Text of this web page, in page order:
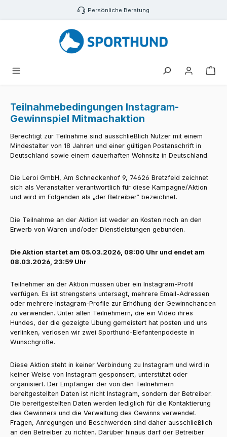
Zum Hauptinhalt springen Persönliche Beratung
Teilnahmebedingungen Instagram-
Gewinnspiel Mitmachaktion
Berechtigt zur Teilnahme sind ausschließlich Nutzer mit einem
Mindestalter von 18 Jahren und einer gültigen Postanschrift in
Deutschland sowie einem dauerhaften Wohnsitz in Deutschland.
Die Leroi GmbH, Am Schneckenhof 9, 74626 Bretzfeld zeichnet
sich als Veranstalter verantwortlich für diese Kampagne/Aktion
und wird im Folgenden als „der Betreiber“ bezeichnet.
Die Teilnahme an der Aktion ist weder an Kosten noch an den
Erwerb von Waren und/oder Dienstleistungen gebunden.
Die Aktion startet am 05.03.2026, 08:00 Uhr und endet am
08.03.2026, 23:59 Uhr
Teilnehmer an der Aktion müssen über ein Instagram-Profil
verfügen. Es ist strengstens untersagt, mehrere Email-Adressen
oder mehrere Instagram-Profile zur Erhöhung der Gewinnchancen
zu verwenden. Unter allen Teilnehmern, die ein Video ihres
Hundes, der die gezeigte Übung gemeistert hat posten und uns
verlinken, verlosen wir zwei Sporthund-Elefantenpodeste in
Wunschgröße.
Diese Aktion steht in keiner Verbindung zu Instagram und wird in
keiner Weise von Instagram gesponsert, unterstützt oder
organisiert. Der Empfänger der von den Teilnehmern
bereitgestellten Daten ist nicht Instagram, sondern der Betreiber.
Die bereitgestellten Daten werden lediglich für die Kontaktierung
des Gewinners und die Verwaltung des Gewinns verwendet.
Fragen, Anregungen und Beschwerden sind daher ausschließlich
an den Betreiber zu richten. Darüber hinaus darf der Betreiber